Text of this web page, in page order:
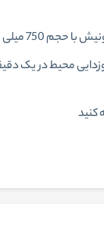
اسپری
محیط در یک
کنید